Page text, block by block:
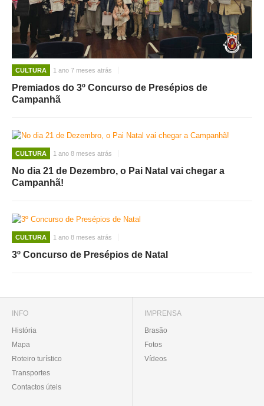
CULTURA 1 ano 7 meses atrás
Premiados do 3º Concurso de Presépios de
Campanhã
CULTURA 1 ano 8 meses atrás
No dia 21 de Dezembro, o Pai Natal vai chegar a
Campanhã!
CULTURA 1 ano 8 meses atrás
3º Concurso de Presépios de Natal
INFO
História
Mapa
Roteiro turístico
Transportes
Contactos úteis
IMPRENSA
Brasão
Fotos
Vídeos